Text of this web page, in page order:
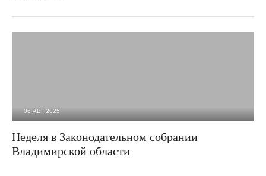
06 АВГ 2025
Неделя в Законодательном собрании
Владимирской области